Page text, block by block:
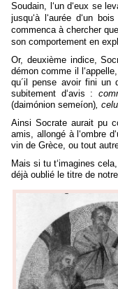
Soudain, l‘un d‘eux se
jusqu‘àl‘aurée d‘un bois
commencaàchercher
son comportement en
Or, deuxième indice,
démon comme il
qu´il pense avoir fini un
subitement d‘avis :
(daimónion semeíon),
Αinsi Socrate aurait pu
amis, allongé àl‘ombre
vin de Grèce, ou tout
Mais si tu t‘imagines
déjà oublié le titre de